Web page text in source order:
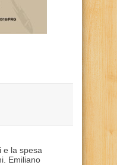
e la spesa
Emiliano